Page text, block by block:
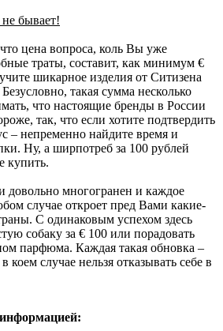
бывает!
цена вопроса, коль Вы уже
траты, составит, как минимум €
шикарное изделия от Ситизена
такая сумма несколько
что настоящие бренды в России
так, что если хотите подтвердить
– непременно найдите время и
Ну, а ширпотреб за 100 рублей
купить.
многогранен и каждое
случае откроет пред Вами какие-
С одинаковым успехом здесь
собаку за € 100 или порадовать
парфюма. Каждая такая обновка –
коем случае нельзя отказывать себе в